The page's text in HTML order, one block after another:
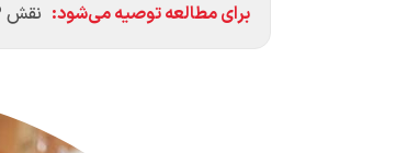
برای مطالعه توصیه می‌شود: نقش ERP در فرآیند مدیریت زنجیره تامین (Supply Chain Management)